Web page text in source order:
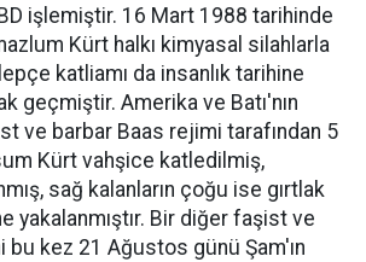
işlemiştir. 16 Mart 1988 tarihinde
Kürt halkı kimyasal silahlarla
katliamı da insanlık tarihine
geçmiştir. Amerika ve Batı'nın
ve barbar Baas rejimi tarafından 5
Kürt vahşice katledilmiş,
sağ kalanların çoğu ise gırtlak
yakalanmıştır. Bir diğer faşist ve
kez 21 Ağustos günü Şam'ın